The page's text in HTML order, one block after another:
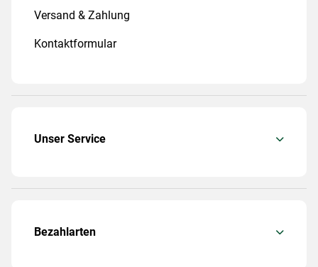
Versand & Zahlung
Kontaktformular
Unser Service
Bezahlarten